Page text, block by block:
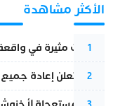
الأكثر مشاهدة
1
تطورات مثيرة في
2
إسبانيا تعلن إعادة